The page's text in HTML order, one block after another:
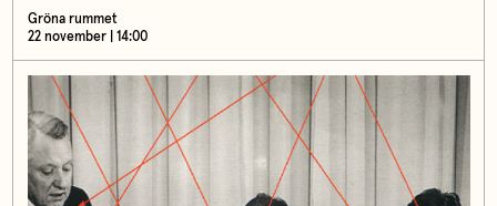
Gröna rummet
22 november | 14:00